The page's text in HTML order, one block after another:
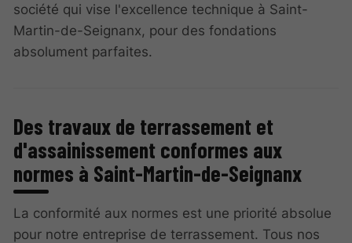
société qui vise l'excellence technique à Saint-
Martin-de-Seignanx, pour des fondations
absolument parfaites.
Des travaux de terrassement et
d'assainissement conformes aux
normes à Saint-Martin-de-Seignanx
La conformité aux normes est une priorité absolue
pour notre entreprise de terrassement. Tous nos